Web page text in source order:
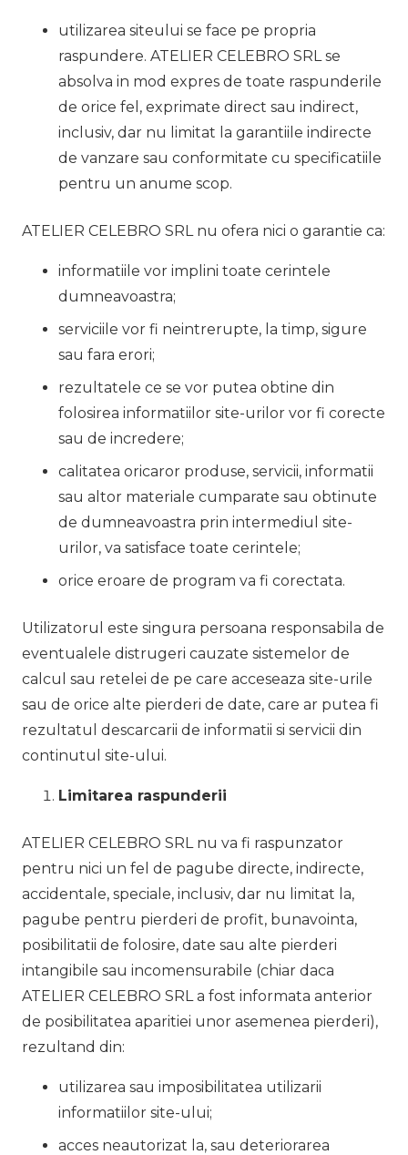
utilizarea siteului se face pe propria
raspundere. ATELIER CELEBRO SRL se
absolva in mod expres de toate raspunderile
de orice fel, exprimate direct sau indirect,
inclusiv, dar nu limitat la garantiile indirecte
de vanzare sau conformitate cu specificatiile
pentru un anume scop.
ATELIER CELEBRO SRL nu ofera nici o garantie ca:
informatiile vor implini toate cerintele
dumneavoastra;
serviciile vor fi neintrerupte, la timp, sigure
sau fara erori;
rezultatele ce se vor putea obtine din
folosirea informatiilor site-urilor vor fi corecte
sau de incredere;
calitatea oricaror produse, servicii, informatii
sau altor materiale cumparate sau obtinute
de dumneavoastra prin intermediul site-
urilor, va satisface toate cerintele;
orice eroare de program va fi corectata.
Utilizatorul este singura persoana responsabila de
eventualele distrugeri cauzate sistemelor de
calcul sau retelei de pe care acceseaza site-urile
sau de orice alte pierderi de date, care ar putea fi
rezultatul descarcarii de informatii si servicii din
continutul site-ului.
Limitarea raspunderii
ATELIER CELEBRO SRL nu va fi raspunzator
pentru nici un fel de pagube directe, indirecte,
accidentale, speciale, inclusiv, dar nu limitat la,
pagube pentru pierderi de profit, bunavointa,
posibilitatii de folosire, date sau alte pierderi
intangibile sau incomensurabile (chiar daca
ATELIER CELEBRO SRL a fost informata anterior
de posibilitatea aparitiei unor asemenea pierderi),
rezultand din:
utilizarea sau imposibilitatea utilizarii
informatiilor site-ului;
acces neautorizat la, sau deteriorarea